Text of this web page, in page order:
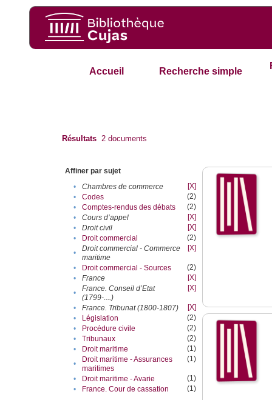
Accueil Recherche simple
Résultats 2 documents
Affiner par sujet
•
Chambres de commerce
[X]
•
Codes
(2)
•
Comptes-rendus des débats
(2)
•
Cours d’appel
[X]
•
Droit civil
[X]
•
Droit commercial
(2)
•
Droit commercial - Commerce
maritime
[X]
• Droit commercial - Sources
(2)
•
France
[X]
•
France. Conseil d’Etat
(1799-....)
[X]
• France. Tribunat (1800-1807)
[X]
•
Législation
(2)
•
Procédure civile
(2)
•
Tribunaux
(2)
•
Droit maritime
(1)
•
Droit maritime - Assurances
maritimes
(1)
• Droit maritime - Avarie
(1)
•
France. Cour de cassation
(1)